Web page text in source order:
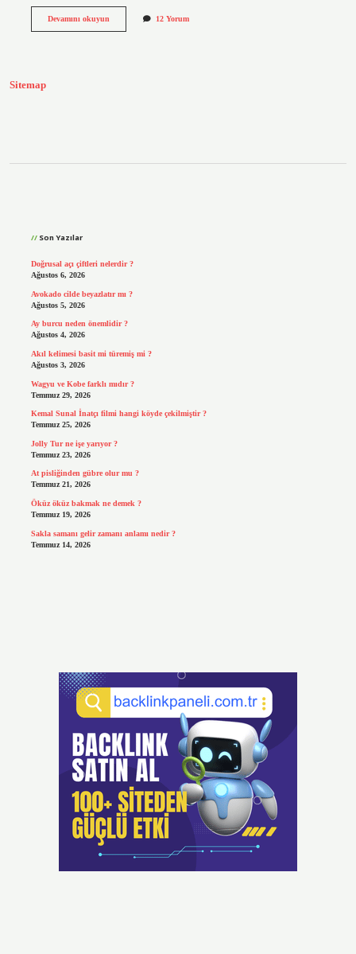
Devamını okuyunTok
12 Yorum
Sitemap
Son Yazılar
Doğrusal açı çiftleri nelerdir ?
Ağustos 6, 2026
Avokado cilde beyazlatır mı ?
Ağustos 5, 2026
Ay burcu neden önemlidir ?
Ağustos 4, 2026
Akıl kelimesi basit mi türemiş mi ?
Ağustos 3, 2026
Wagyu ve Kobe farklı mıdır ?
Temmuz 29, 2026
Kemal Sunal İnatçı filmi hangi köyde çekilmiştir ?
Temmuz 25, 2026
Jolly Tur ne işe yarıyor ?
Temmuz 23, 2026
At pisliğinden gübre olur mu ?
Temmuz 21, 2026
Öküz öküz bakmak ne demek ?
Temmuz 19, 2026
Sakla samanı gelir zamanı anlamı nedir ?
Temmuz 14, 2026